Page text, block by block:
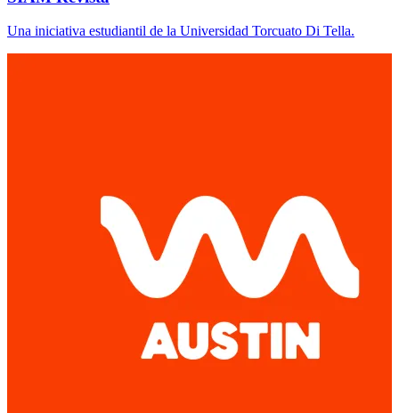
Una iniciativa estudiantil de la Universidad Torcuato Di Tella.